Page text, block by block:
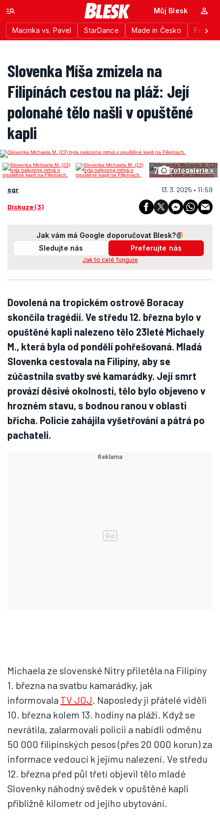
Macinka vs. Pavel StarDance Made in Česko
Můj Blesk
Slovenka Míša zmizela na
Filipínách cestou na pláž: Její
polonahé tělo našli v opuštěné
kapli
7 Fotogalerie >
sgr 13. 3. 2025 • 11:59
Diskuze (3)
Jak vám má Google doporučovat Blesk?
Sledujte nás
Preferujte nás
Jak to celé funguje
Dovolená na tropickém ostrově Boracay
skončila tragédií. Ve středu 12. března bylo v
opuštěné kapli nalezeno tělo 23leté Michaely
M., která byla od pondělí pohřešovaná. Mladá
Slovenka cestovala na Filipíny, aby se
zúčastnila svatby své kamarádky. Její smrt
provází děsivé okolnosti, tělo bylo objeveno v
hrozném stavu, s bodnou ranou v oblasti
břicha. Policie zahájila vyšetřování a pátrá po
pachateli.
Michaela ze slovenské Nitry přiletěla na Filipíny
1. března na svatbu kamarádky, jak
informovala TV JOJ. Naposledy ji přátelé viděli
10. března kolem 13. hodiny na pláži. Když se
nevrátila, zalarmovali policii a nabídli odměnu
50 000 filipínských pesos (přes 20 000 korun) za
informace vedoucí k jejímu nalezení. Ve středu
12. března před půl třetí objevil tělo mladé
Slovenky náhodný svědek v opuštěné kapli
přibližně kilometr od jejího ubytování.